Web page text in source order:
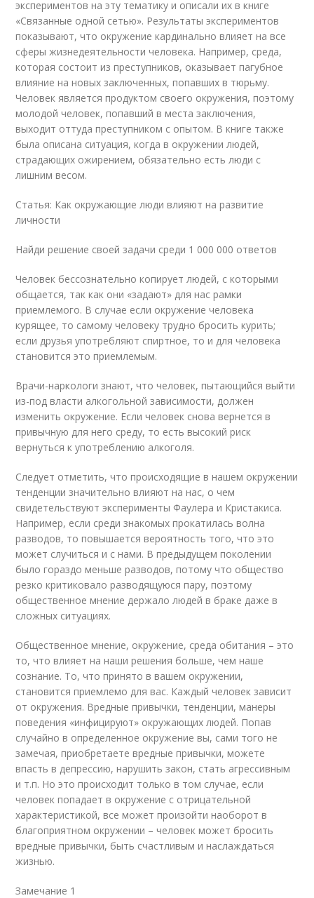
экспериментов на эту тематику и описали их в книге
«Связанные одной сетью». Результаты экспериментов
показывают, что окружение кардинально влияет на все
сферы жизнедеятельности человека. Например, среда,
которая состоит из преступников, оказывает пагубное
влияние на новых заключенных, попавших в тюрьму.
Человек является продуктом своего окружения, поэтому
молодой человек, попавший в места заключения,
выходит оттуда преступником с опытом. В книге также
была описана ситуация, когда в окружении людей,
страдающих ожирением, обязательно есть люди с
лишним весом.
Статья: Как окружающие люди влияют на развитие
личности
Найди решение своей задачи среди 1 000 000 ответов
Человек бессознательно копирует людей, с которыми
общается, так как они «задают» для нас рамки
приемлемого. В случае если окружение человека
курящее, то самому человеку трудно бросить курить;
если друзья употребляют спиртное, то и для человека
становится это приемлемым.
Врачи-наркологи знают, что человек, пытающийся выйти
из-под власти алкогольной зависимости, должен
изменить окружение. Если человек снова вернется в
привычную для него среду, то есть высокий риск
вернуться к употреблению алкоголя.
Следует отметить, что происходящие в нашем окружении
тенденции значительно влияют на нас, о чем
свидетельствуют эксперименты Фаулера и Кристакиса.
Например, если среди знакомых прокатилась волна
разводов, то повышается вероятность того, что это
может случиться и с нами. В предыдущем поколении
было гораздо меньше разводов, потому что общество
резко критиковало разводящуюся пару, поэтому
общественное мнение держало людей в браке даже в
сложных ситуациях.
Общественное мнение, окружение, среда обитания – это
то, что влияет на наши решения больше, чем наше
сознание. То, что принято в вашем окружении,
становится приемлемо для вас. Каждый человек зависит
от окружения. Вредные привычки, тенденции, манеры
поведения «инфицируют» окружающих людей. Попав
случайно в определенное окружение вы, сами того не
замечая, приобретаете вредные привычки, можете
впасть в депрессию, нарушить закон, стать агрессивным
и т.п. Но это происходит только в том случае, если
человек попадает в окружение с отрицательной
характеристикой, все может произойти наоборот в
благоприятном окружении – человек может бросить
вредные привычки, быть счастливым и наслаждаться
жизнью.
Замечание 1